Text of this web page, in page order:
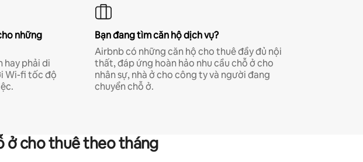
những
hay phải di
Wi-fi tốc độ
Bạn đang tìm căn hộ dịch vụ?
Airbnb có những căn hộ cho thuê đầy đủ nội
thất, đáp ứng hoàn hảo nhu cầu chỗ ở cho
nhân sự, nhà ở cho công ty và người đang
chuyển chỗ ở.
ở cho thuê theo tháng